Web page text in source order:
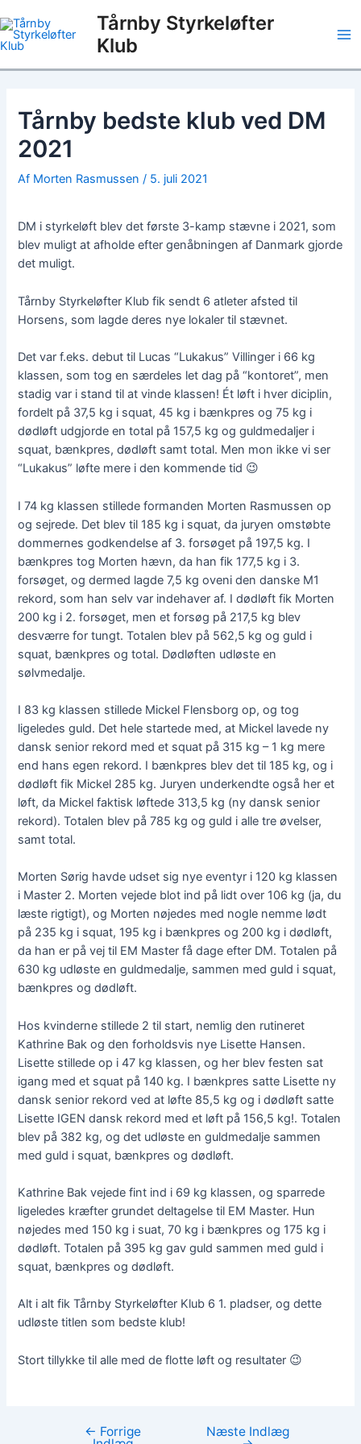
til
indholdet
Tårnby Styrkeløfter
Klub
Tårnby bedste klub ved DM
2021
Af Morten Rasmussen/ 5. juli 2021
DM i styrkeløft blev det første 3-kamp stævne i 2021, som
blev muligt at afholde efter genåbningen af Danmark gjorde
det muligt.
Tårnby Styrkeløfter Klub fik sendt 6 atleter afsted til
Horsens, som lagde deres nye lokaler til stævnet.
Det var f.eks. debut til Lucas “Lukakus” Villinger i 66 kg
klassen, som tog en særdeles let dag på “kontoret”, men
stadig var i stand til at vinde klassen! Ét løft i hver diciplin,
fordelt på 37,5 kg i squat, 45 kg i bænkpres og 75 kg i
dødløft udgjorde en total på 157,5 kg og guldmedaljer i
squat, bænkpres, dødløft samt total. Men mon ikke vi ser
“Lukakus” løfte mere i den kommende tid 😉
I 74 kg klassen stillede formanden Morten Rasmussen op
og sejrede. Det blev til 185 kg i squat, da juryen omstøbte
dommernes godkendelse af 3. forsøget på 197,5 kg. I
bænkpres tog Morten hævn, da han fik 177,5 kg i 3.
forsøget, og dermed lagde 7,5 kg oveni den danske M1
rekord, som han selv var indehaver af. I dødløft fik Morten
200 kg i 2. forsøget, men et forsøg på 217,5 kg blev
desværre for tungt. Totalen blev på 562,5 kg og guld i
squat, bænkpres og total. Dødløften udløste en
sølvmedalje.
I 83 kg klassen stillede Mickel Flensborg op, og tog
ligeledes guld. Det hele startede med, at Mickel lavede ny
dansk senior rekord med et squat på 315 kg – 1 kg mere
end hans egen rekord. I bænkpres blev det til 185 kg, og i
dødløft fik Mickel 285 kg. Juryen underkendte også her et
løft, da Mickel faktisk løftede 313,5 kg (ny dansk senior
rekord). Totalen blev på 785 kg og guld i alle tre øvelser,
samt total.
Morten Sørig havde udset sig nye eventyr i 120 kg klassen
i Master 2. Morten vejede blot ind på lidt over 106 kg (ja, du
læste rigtigt), og Morten nøjedes med nogle nemme lødt
på 235 kg i squat, 195 kg i bænkpres og 200 kg i dødløft,
da han er på vej til EM Master få dage efter DM. Totalen på
630 kg udløste en guldmedalje, sammen med guld i squat,
bænkpres og dødløft.
Hos kvinderne stillede 2 til start, nemlig den rutineret
Kathrine Bak og den forholdsvis nye Lisette Hansen.
Lisette stillede op i 47 kg klassen, og her blev festen sat
igang med et squat på 140 kg. I bænkpres satte Lisette ny
dansk senior rekord ved at løfte 85,5 kg og i dødløft satte
Lisette IGEN dansk rekord med et løft på 156,5 kg!. Totalen
blev på 382 kg, og det udløste en guldmedalje sammen
med guld i squat, bænkpres og dødløft.
Kathrine Bak vejede fint ind i 69 kg klassen, og sparrede
ligeledes kræfter grundet deltagelse til EM Master. Hun
nøjedes med 150 kg i suat, 70 kg i bænkpres og 175 kg i
dødløft. Totalen på 395 kg gav guld sammen med guld i
squat, bænkpres og dødløft.
Alt i alt fik Tårnby Styrkeløfter Klub 6 1. pladser, og dette
udløste titlen som bedste klub!
Stort tillykke til alle med de flotte løft og resultater 😉
Indlægsnavigation
← Forrige Næste Indlæg